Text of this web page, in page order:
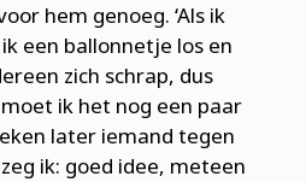
hem genoeg. ‘Als ik
een ballonnetje los en
zich schrap, dus
ik het nog een paar
later iemand tegen
ik: goed idee, meteen